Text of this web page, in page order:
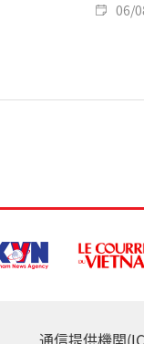
06/
通信提供機関